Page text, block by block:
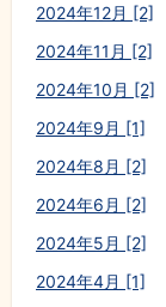
2024年12月 [2]
2024年11月 [2]
2024年10月 [2]
2024年9月 [1]
2024年8月 [2]
2024年6月 [2]
2024年5月 [2]
2024年4月 [1]